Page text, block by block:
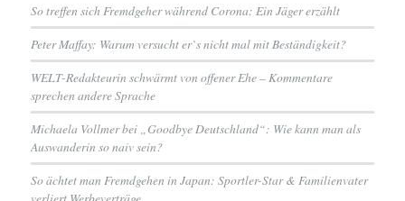
So treffen sich Fremdgeher während Corona: Ein Jäger erzählt
Peter Maffay: Warum versucht er`s nicht mal mit Beständigkeit?
WELT-Redakteurin schwärmt von offener Ehe – Kommentare
sprechen andere Sprache
Michaela Vollmer bei „Goodbye Deutschland“: Wie kann man als
Auswanderin so naiv sein?
So ächtet man Fremdgehen in Japan: Sportler-Star & Familienvater
verliert Werbeverträge